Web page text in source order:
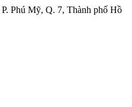
Phú Mỹ, Q. 7, Thành phố Hồ